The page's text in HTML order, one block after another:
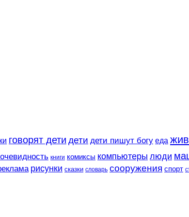
говорят дети дети дети пишут богу еда
книги комиксы компьютеры люди
рисунки сказки словарь сооружения спорт